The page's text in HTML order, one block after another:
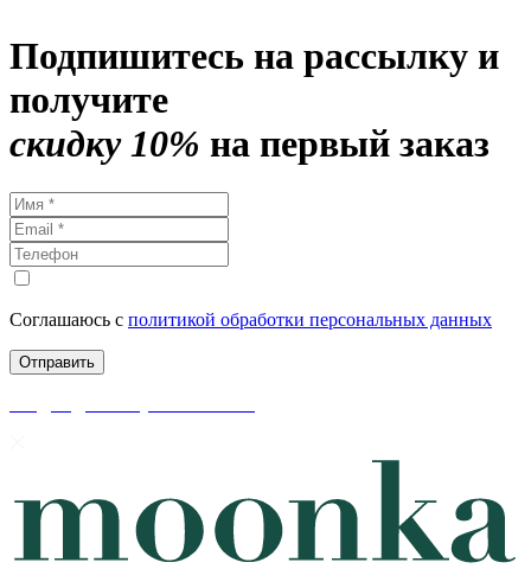
Подпишитесь на рассылку и
получите
скидку 10% на первый заказ
Соглашаюсь с политикой обработки персональных данных